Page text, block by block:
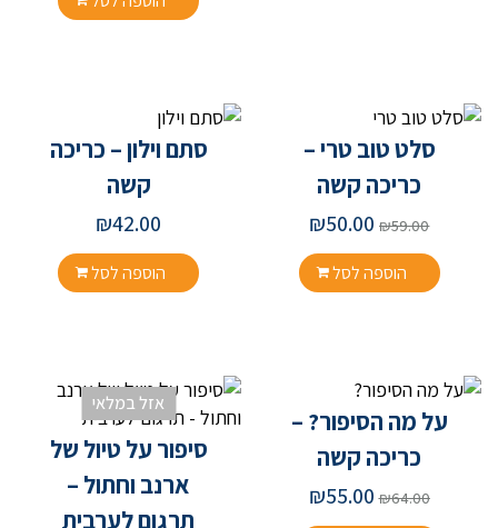
₪72.00.
₪55.00.
סלט טוב טרי –
כריכה קשה
₪59.00 המחיר
היה:
₪59.00.
₪50.00 המחיר
הוא:
₪50.00.
הוספה לסל
סתם וילון – כריכה
קשה
₪42.00
הוספה לסל
על מה הסיפור? –
כריכה קשה
₪64.00 המחיר₪55.00
אזל במלאי
סיפור על טיול של
ארנב וחתול –
תרגום לערבית